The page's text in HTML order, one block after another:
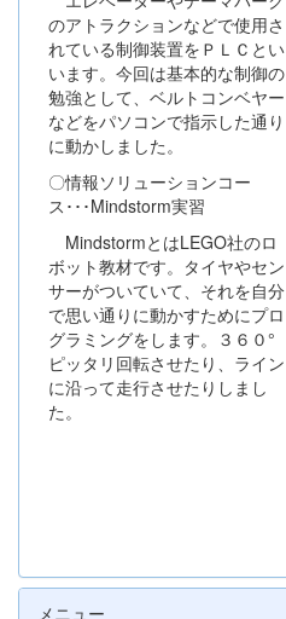
のアトラクションなどで使用さ
れている制御装置をＰＬＣとい
います。今回は基本的な制御の
勉強として、ベルトコンベヤー
などをパソコンで指示した通り
に動かしました。
〇情報ソリューションコー
ス･･･Mindstorm実習
MindstormとはLEGO社のロ
ボット教材です。タイヤやセン
サーがついていて、それを自分
で思い通りに動かすためにプロ
グラミングをします。３６０°
ピッタリ回転させたり、ライン
に沿って走行させたりしまし
た。
メニュー